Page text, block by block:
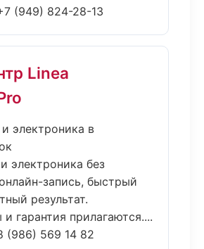
(949) 824-28-13
Linea
электроника в
электроника без
запись, быстрый
результат.
гарантия прилагаются....
(986) 569 14 82